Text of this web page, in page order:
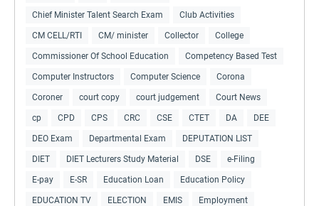
Chief Minister Talent Search Exam Club Activities
CM CELL/RTI CM/ minister Collector College
Commissioner Of School Education Competency Based Test
Computer Instructors Computer Science Corona
Coroner court copy court judgement Court News
cp CPD CPS CRC CSE CTET DA DEE
DEO Exam Departmental Exam DEPUTATION LIST
DIET DIET Lecturers Study Material DSE e-Filing
E-pay E-SR Education Loan Education Policy
EDUCATION TV ELECTION EMIS Employment